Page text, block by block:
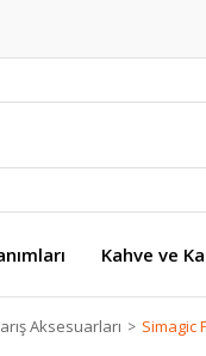
Kahve ve
Aksesuarları Simagic